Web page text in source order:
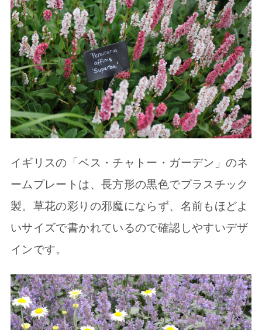
イギリスの「ベス・チャトー・ガーデン」のネ
ームプレートは、長方形の黒色でプラスチック
製。草花の彩りの邪魔にならず、名前もほどよ
いサイズで書かれているので確認しやすいデザ
インです。